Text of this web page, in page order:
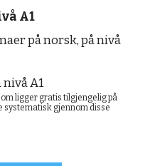
A1
på norsk, på nivå
A1
ligger gratis tilgjengelig på
systematisk gjennom disse